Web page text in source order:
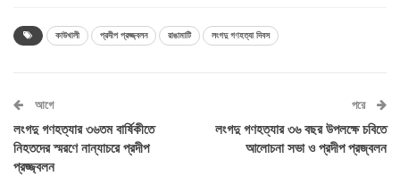
কাউখালী প্রদীপ প্রজ্জ্বলন রাঙামাটি লংগদু গণহত্যা দিবস
আগে
লংগদু গণহত্যার ৩৬তম বার্ষিকীতে
নিহতদের স্মরণে নান্যাচরে প্রদীপ
প্রজ্জ্বলন
পরে
লংগদু গণহত্যার ৩৬ বছর উপলক্ষে চবিতে
আলোচনা সভা ও প্রদীপ প্রজ্বলন